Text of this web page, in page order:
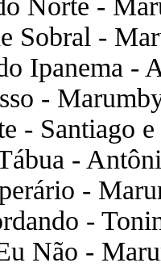
Sobral -
Ipanema -
-
- Santiago
-
-
-
Não -